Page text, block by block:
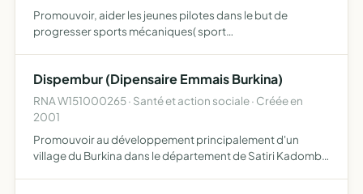
Promouvoir, aider les jeunes pilotes dans le but de
progresser sports mécaniques( sport
Dispembur (Dipensaire Emmais Burkina)
RNA W151000265 · Santé et action sociale · Créée en
2001
Promouvoir au développement principalement d'un
village du Burkina dans le département de Satiri Kadomba